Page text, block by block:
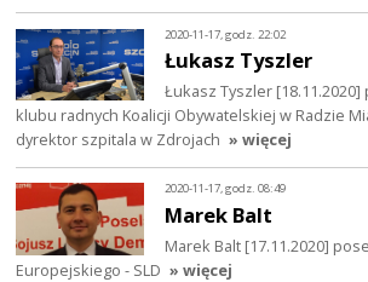
2020-11-17, godz. 22:02
Łukasz Tyszler
Łukasz Tyszler
klubu radnych Koalicji Obywatelskiej w Radzie
dyrektor szpitala w Zdrojach » więcej
2020-11-17, godz. 08:49
Marek Balt
Marek Balt [17.11.2020]
Europejskiego - SLD » więcej